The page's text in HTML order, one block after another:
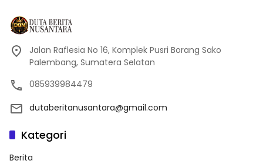
Jalan Raflesia No 16, Komplek Pusri Borang Sako
Palembang, Sumatera Selatan
085939984479
dutaberitanusantara@gmail.com
Kategori
Berita